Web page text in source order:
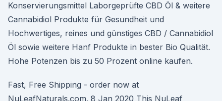
Konservierungsmittel Laborgeprüfte CBD Öl & weitere
Cannabidiol Produkte für Gesundheit und
Hochwertiges, reines und günstiges CBD / Cannabidiol
Öl sowie weitere Hanf Produkte in bester Bio Qualität.
Hohe Potenzen bis zu 50 Prozent online kaufen.
Fast, Free Shipping - order now at
NuLeafNaturals.com. 8 Jan 2020 This NuLeaf